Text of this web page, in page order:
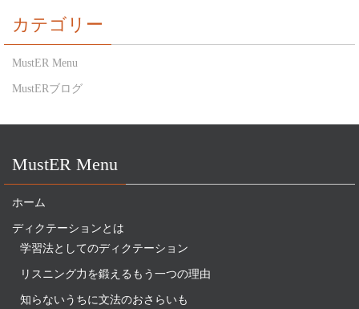
カテゴリー
MustER Menu
MustERブログ
MustER Menu
ホーム
ディクテーションとは
学習法としてのディクテーション
リスニング力を鍛えるもう一つの理由
知らないうちに文法のおさらいも